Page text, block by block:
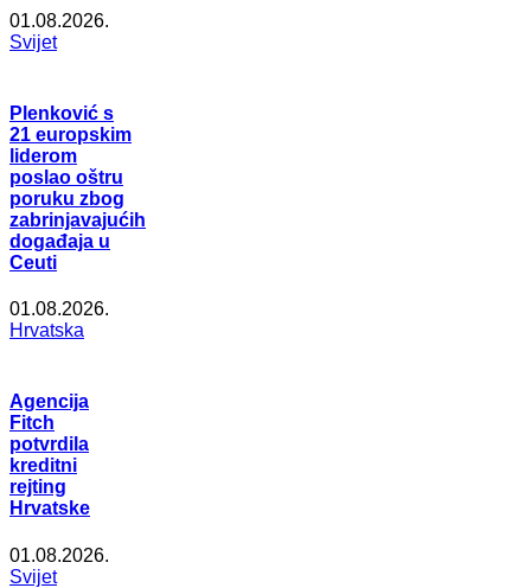
01.08.2026.
Svijet
Plenković s
21 europskim
liderom
poslao oštru
poruku zbog
zabrinjavajućih
događaja u
Ceuti
01.08.2026.
Hrvatska
Agencija
Fitch
potvrdila
kreditni
rejting
Hrvatske
01.08.2026.
Svijet